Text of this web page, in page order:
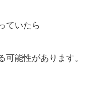
ていたら
能性があります。